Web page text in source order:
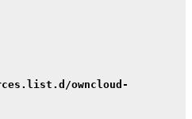
owncloud-